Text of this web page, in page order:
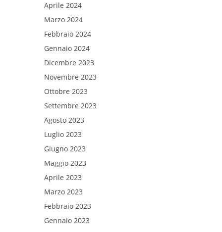
Aprile 2024
Marzo 2024
Febbraio 2024
Gennaio 2024
Dicembre 2023
Novembre 2023
Ottobre 2023
Settembre 2023
Agosto 2023
Luglio 2023
Giugno 2023
Maggio 2023
Aprile 2023
Marzo 2023
Febbraio 2023
Gennaio 2023